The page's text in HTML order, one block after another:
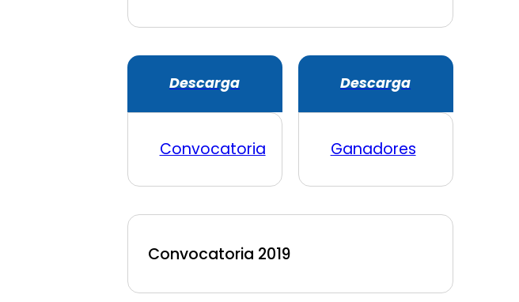
Descarga
Convocatoria
Descarga
Ganadores
Convocatoria 2019